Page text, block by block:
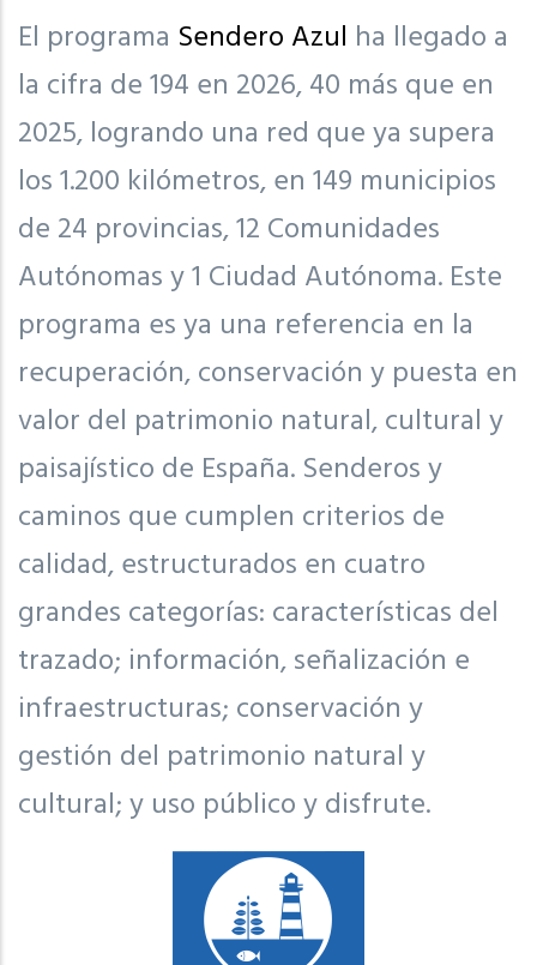
El programa Sendero Azul ha llegado a
la cifra de 194 en 2026, 40 más que en
2025, logrando una red que ya supera
los 1.200 kilómetros, en 149 municipios
de 24 provincias, 12 Comunidades
Autónomas y 1 Ciudad Autónoma. Este
programa es ya una referencia en la
recuperación, conservación y puesta en
valor del patrimonio natural, cultural y
paisajístico de España. Senderos y
caminos que cumplen criterios de
calidad, estructurados en cuatro
grandes categorías: características del
trazado; información, señalización e
infraestructuras; conservación y
gestión del patrimonio natural y
cultural; y uso público y disfrute.